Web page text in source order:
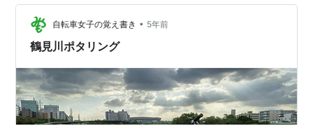
したが、人が多すぎて写真を撮ることができませんでし
た。 ここからは神田川を下ります。曇天なのが残念で
す。 山吹も咲いていました。 しだれ具合がとてもいいで
自転車女子の覚え書き • 5年前
鶴見川ポタリング